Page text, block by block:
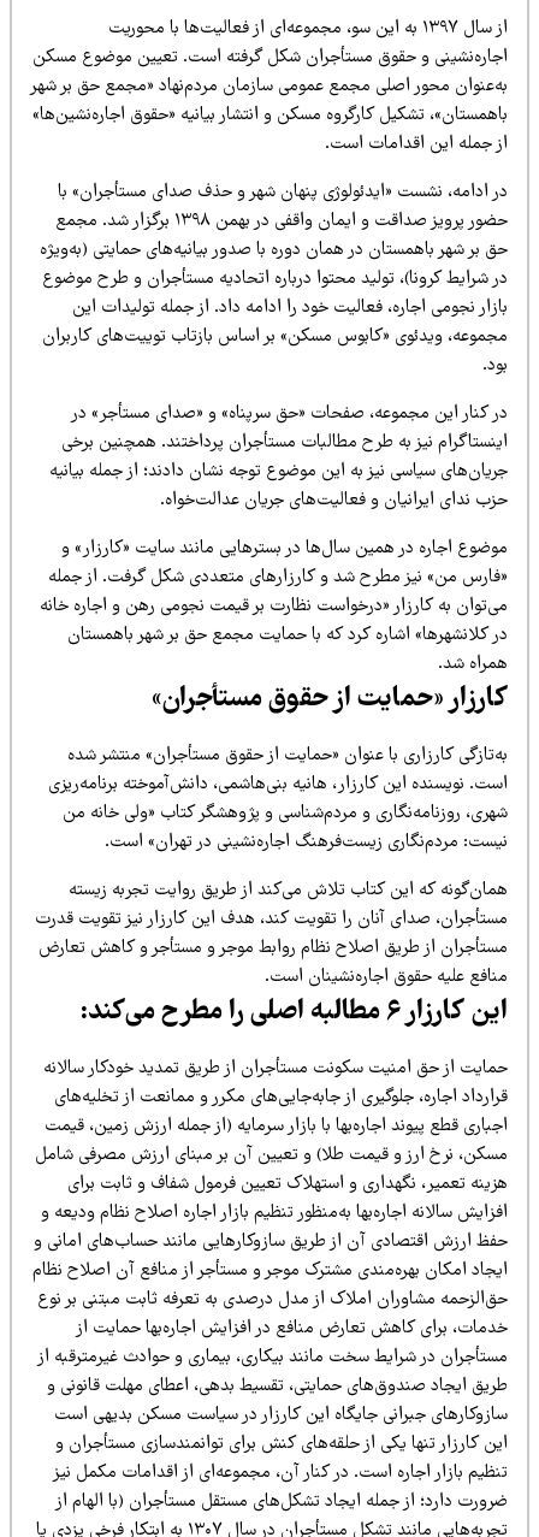
از سال ۱۳۹۷ به این سو، مجموعه‌ای از فعالیت‌ها با محوریت
و حقوق مستأجران شکل گرفته است. تعیین موضوع مسکن
محور اصلی مجمع عمومی سازمان مردم‌نهاد «مجمع حق بر شهر
تشکیل کارگروه مسکن و انتشار بیانیه «حقوق اجاره‌نشین‌ها»
جمله این اقدامات است.
ادامه، نشست «ایدئولوژی پنهان شهر و حذف صدای مستأجران» با
حضور پرویز صداقت و ایمان واقفی در بهمن ۱۳۹۸ برگزار شد. مجمع
بر شهر باهمستان در همان دوره با صدور بیانیه‌های حمایتی (به‌ویژه
شرایط کرونا)، تولید محتوا درباره اتحادیه مستأجران و طرح موضوع
نجومی اجاره، فعالیت خود را ادامه داد. از جمله تولیدات این
ویدئوی «کابوس مسکن» بر اساس بازتاب توییت‌های کاربران
کنار این مجموعه، صفحات «حق سرپناه» و «صدای مستأجر» در
نیز به طرح مطالبات مستأجران پرداختند. همچنین برخی
سیاسی نیز به این موضوع توجه نشان دادند؛ از جمله بیانیه
ندای ایرانیان و فعالیت‌های جریان عدالت‌خواه.
اجاره در همین سال‌ها در بسترهایی مانند سایت «کارزار» و
من» نیز مطرح شد و کارزارهای متعددی شکل گرفت. از جمله
به کارزار «درخواست نظارت بر قیمت نجومی رهن و اجاره خانه
کلانشهرها» اشاره کرد که با حمایت مجمع حق بر شهر باهمستان
شد.
«حمایت از حقوق مستأجران»
کارزاری با عنوان «حمایت از حقوق مستأجران» منتشر شده
نویسنده این کارزار، هانیه بنی‌هاشمی، دانش‌آموخته برنامه‌ریزی
روزنامه‌نگاری و مردم‌شناسی و پژوهشگر کتاب «ولی خانه من
مردم‌نگاری زیست‌فرهنگ اجاره‌نشینی در تهران» است.
که این کتاب تلاش می‌کند از طریق روایت تجربه زیسته
صدای آنان را تقویت کند، هدف این کارزار نیز تقویت قدرت
از طریق اصلاح نظام روابط موجر و مستأجر و کاهش تعارض
علیه حقوق اجاره‌نشینان است.
۶ مطالبه اصلی را مطرح می‌کند:
از حق امنیت سکونت مستأجران از طریق تمدید خودکار سالانه
اجاره، جلوگیری از جابه‌جایی‌های مکرر و ممانعت از تخلیه‌های
قطع پیوند اجاره‌بها با بازار سرمایه (از جمله ارزش زمین، قیمت
نرخ ارز و قیمت طلا) و تعیین آن بر مبنای ارزش مصرفی شامل
تعمیر، نگهداری و استهلاک تعیین فرمول شفاف و ثابت برای
سالانه اجاره‌بها به‌منظور تنظیم بازار اجاره اصلاح نظام ودیعه و
ارزش اقتصادی آن از طریق سازوکارهایی مانند حساب‌های امانی و
امکان بهره‌مندی مشترک موجر و مستأجر از منافع آن اصلاح نظام
مشاوران املاک از مدل درصدی به تعرفه ثابت مبتنی بر نوع
برای کاهش تعارض منافع در افزایش اجاره‌بها حمایت از
در شرایط سخت مانند بیکاری، بیماری و حوادث غیرمترقبه از
ایجاد صندوق‌های حمایتی، تقسیط بدهی، اعطای مهلت قانونی و
جبرانی جایگاه این کارزار در سیاست مسکن بدیهی است
کارزار تنها یکی از حلقه‌های کنش برای توانمندسازی مستأجران و
بازار اجاره است. در کنار آن، مجموعه‌ای از اقدامات مکمل نیز
دارد؛ از جمله ایجاد تشکل‌های مستقل مستأجران (با الهام از
تجربه‌هایی مانند تشکل مستأجران در سال ۱۳۰۷ به ابتکار فرخی یزدی یا